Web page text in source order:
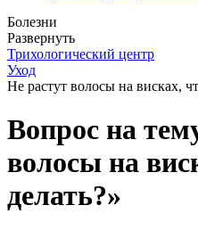
Болезни
Развернуть
Трихологический центр
Уход
Не растут волосы на висках,
Вопрос на
волосы на
делать?»